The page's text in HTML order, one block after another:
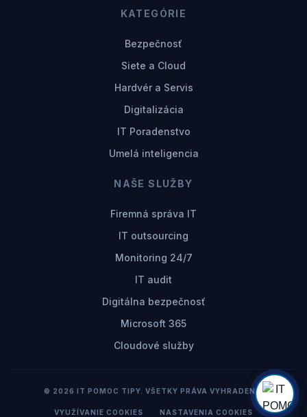
KATEGÓRIE
Bezpečnosť
Siete a Cloud
Hardvér a Servis
Digitalizácia
IT Poradenstvo
Umelá inteligencia
NAŠE SLUŽBY
Firemná správa IT
IT outsourcing
Monitoring 24/7
IT audit
Digitálna bezpečnosť
Microsoft 365
Cloudové služby
© 2026 IT POMOC TIPY. VŠETKY PRÁVA VYHRADENÉ.
VYUŽÍVANIE COOKIES NASTAVENIA COOKIES